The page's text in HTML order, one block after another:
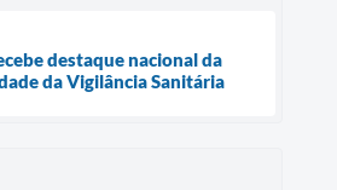
destaque nacional da
da Vigilância Sanitária